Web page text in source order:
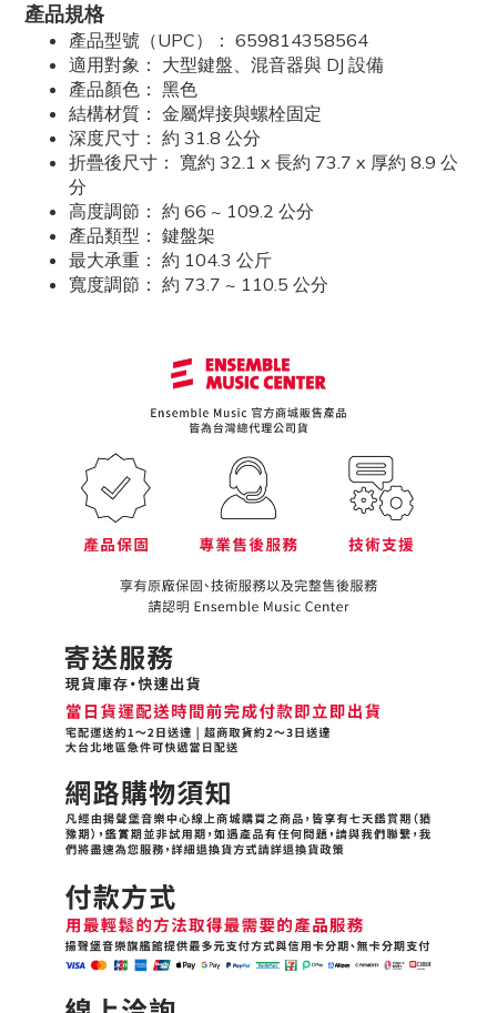
產品規格
產品型號（UPC）： 659814358564
適用對象： 大型鍵盤、混音器與 DJ 設備
產品顏色： 黑色
結構材質： 金屬焊接與螺栓固定
深度尺寸： 約 31.8 公分
折疊後尺寸： 寬約 32.1 x 長約 73.7 x 厚約 8.9 公
分
高度調節： 約 66 ~ 109.2 公分
產品類型： 鍵盤架
最大承重： 約 104.3 公斤
寬度調節： 約 73.7 ~ 110.5 公分